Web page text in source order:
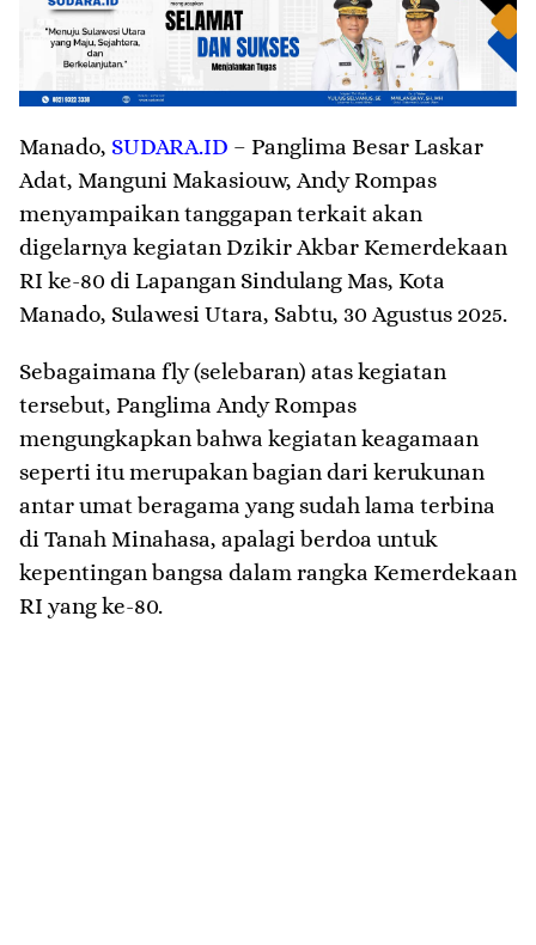
Manado, SUDARA.ID – Panglima Besar Laskar
Adat, Manguni Makasiouw, Andy Rompas
menyampaikan tanggapan terkait akan
digelarnya kegiatan Dzikir Akbar Kemerdekaan
RI ke-80 di Lapangan Sindulang Mas, Kota
Manado, Sulawesi Utara, Sabtu, 30 Agustus 2025.
Sebagaimana fly (selebaran) atas kegiatan
tersebut, Panglima Andy Rompas
mengungkapkan bahwa kegiatan keagamaan
seperti itu merupakan bagian dari kerukunan
antar umat beragama yang sudah lama terbina
di Tanah Minahasa, apalagi berdoa untuk
kepentingan bangsa dalam rangka Kemerdekaan
RI yang ke-80.